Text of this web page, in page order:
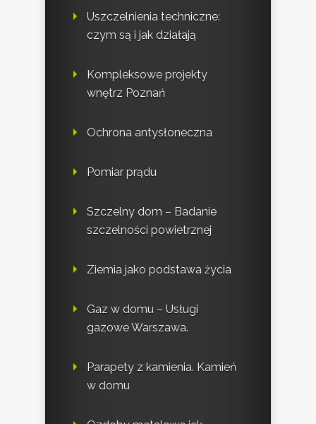
Uszczelnienia techniczne:
czym są i jak działają
Kompleksowe projekty
wnętrz Poznań
Ochrona antysłoneczna
Pomiar prądu
Szczelny dom – Badanie
szczelności powietrznej
Ziemia jako podstawa życia
Gaz w domu – Usługi
gazowe Warszawa.
Parapety z kamienia. Kamień
w domu